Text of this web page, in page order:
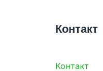
Контакт
Контакт